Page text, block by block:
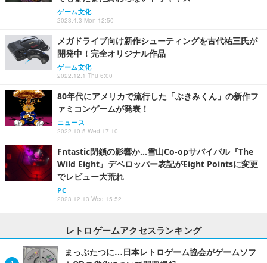
ゲーム文化
2023.4.3 Mon 12:50
メガドライブ向け新作シューティングを古代祐三氏が
開発中！完全オリジナル作品
ゲーム文化
2022.12.1 Thu 6:00
80年代にアメリカで流行した「ぶきみくん」の新作フ
ァミコンゲームが発表！
ニュース
2022.10.5 Wed 17:10
Fntastic閉鎖の影響か…雪山Co-opサバイバル『The
Wild Eight』デベロッパー表記がEight Pointsに変更
でレビュー大荒れ
PC
2023.12.13 Wed 15:52
レトロゲームアクセスランキング
まっぷたつに…日本レトロゲーム協会がゲームソフ